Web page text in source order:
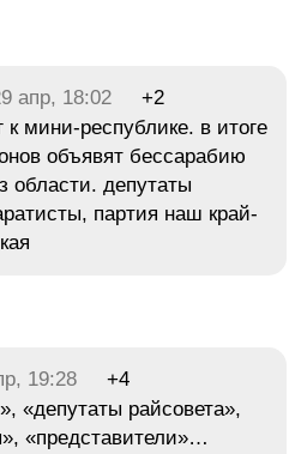
апр, 18:02
+2
мини-республике. в итоге
объявят бессарабию
области. депутаты
партия наш край-
19:28
+4
«депутаты райсовета»,
«представители»…